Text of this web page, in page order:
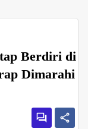
Berdiri di
Dimarahi